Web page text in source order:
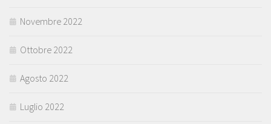
Novembre 2022
Ottobre 2022
Agosto 2022
Luglio 2022